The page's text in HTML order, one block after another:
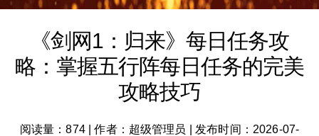
《剑网1：归来》每日任务攻
略：掌握五行阵每日任务的完美
攻略技巧
阅读量：874|作者：超级管理员
发布时间：2026-07-